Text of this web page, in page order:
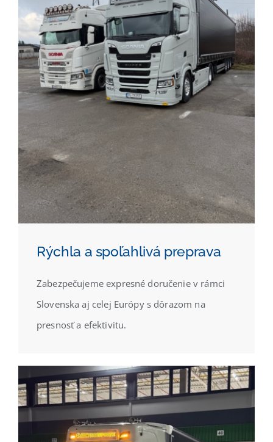
Rýchla a spoľahlivá preprava
Zabezpečujeme expresné doručenie v rámci
Slovenska aj celej Európy s dôrazom na
presnosť a efektivitu.